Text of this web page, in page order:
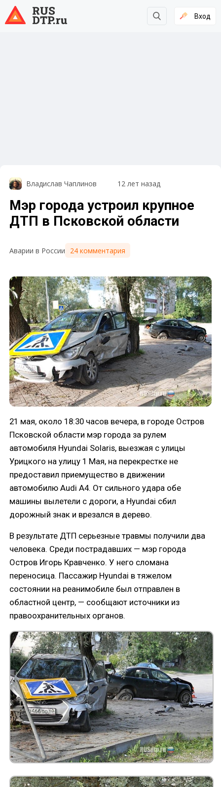
Вход
Владислав Чаплинов 12 лет назад
Мэр города устроил крупное
ДТП в Псковской области
Аварии в России 24 комментария
21 мая, около 18:30 часов вечера, в городе Остров
Псковской области мэр города за рулем
автомобиля Hyundai Solaris, выезжая с улицы
Урицкого на улицу 1 Мая, на перекрестке не
предоставил приемущество в движении
автомобилю Audi A4. От сильного удара обе
машины вылетели с дороги, а Hyundai сбил
дорожный знак и врезался в дерево.
В результате ДТП серьезные травмы получили два
человека. Среди пострадавших — мэр города
Остров Игорь Кравченко. У него сломана
переносица. Пассажир Hyundai в тяжелом
состоянии на реанимобиле был отправлен в
областной центр, — сообщают источники из
правоохранительных органов.